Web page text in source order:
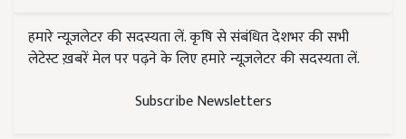
हमारे न्यूज़लेटर की सदस्यता लें. कृषि से संबंधित देशभर की सभी
लेटेस्ट ख़बरें मेल पर पढ़ने के लिए हमारे न्यूज़लेटर की सदस्यता लें.
Subscribe Newsletters